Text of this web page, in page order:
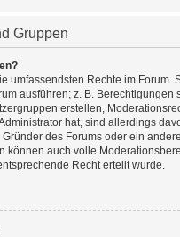
Gruppen
umfassendsten Rechte im Forum.
ausführen; z. B. Berechtigungen
erstellen,
hat, sind allerdings
des Forums oder ein
können auch volle
Recht erteilt wurde.